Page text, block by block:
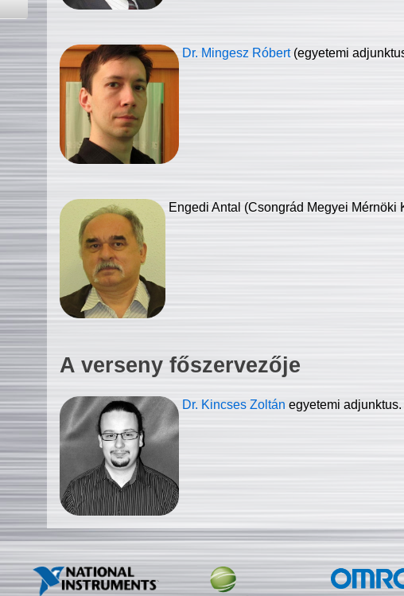
Dr. Mingesz Róbert (egyetemi
Engedi Antal (Csongrád Megyei
A verseny főszervezője
Dr. Kincses Zoltán egyetemi adjunktus.